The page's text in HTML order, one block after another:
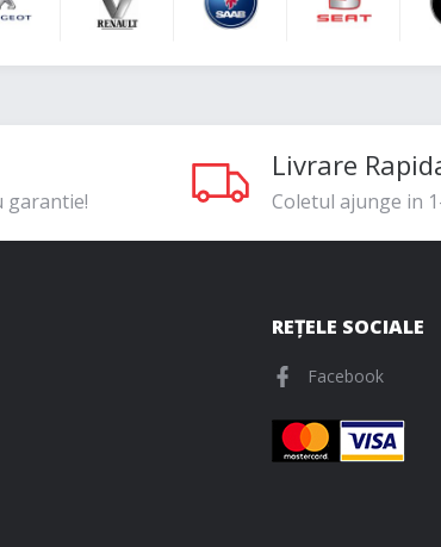
garantie!
Livrare
Coletul ajunge in
REȚELE SOCIALE
Facebook